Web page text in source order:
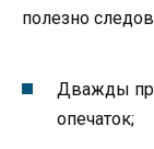
полезно
Дважды
опечаток;